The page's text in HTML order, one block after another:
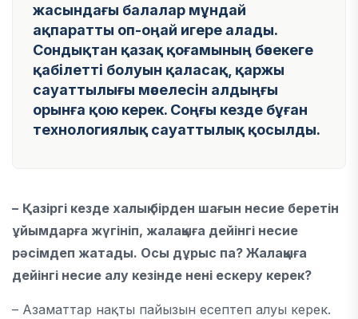
жасындағы балалар мұндай
ақпаратты оп-оңай игере алады.
Сондықтан қазақ қоғамының бәсекеге
қабілетті болуын қаласақ, қаржы
сауаттылығы мәселесін алдыңғы
орынға қою керек. Соңғы кезде бұған
технологиялық сауаттылық қосылды.
– Қазіргі кезде халық бірден шағын несие беретін
ұйымдарға жүгініп, жалақыға дейінгі несие
рәсімдеп жатады. Осы дұрыс па? Жалақыға
дейінгі несие алу кезінде нені ескеру керек?
– Азаматтар нақты пайызын есептеп алуы керек.